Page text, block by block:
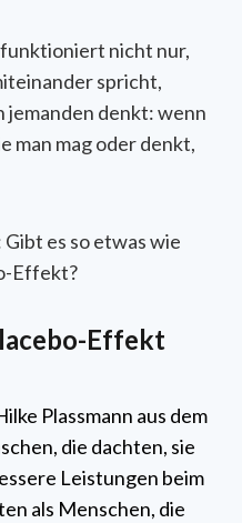
nicht nur,
spricht,
jemanden denkt: wenn
man mag oder denkt,
es so etwas wie
Effekt?
Effekt
Plassmann aus dem
die dachten, sie
Leistungen beim
als Menschen, die